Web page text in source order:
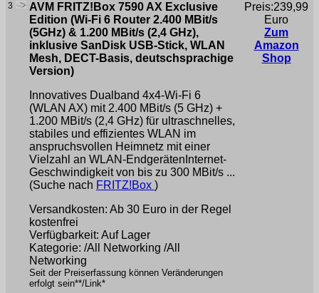
3
AVM FRITZ!Box 7590 AX Exclusive
Edition (Wi-Fi 6 Router 2.400 MBit/s
(5GHz) & 1.200 MBit/s (2,4 GHz),
inklusive SanDisk USB-Stick, WLAN
Mesh, DECT-Basis, deutschsprachige
Version)
Innovatives Dualband 4x4-Wi-Fi 6
(WLAN AX) mit 2.400 MBit/s (5 GHz) +
1.200 MBit/s (2,4 GHz) für ultraschnelles,
stabiles und effizientes WLAN im
anspruchsvollen Heimnetz mit einer
Vielzahl an WLAN-EndgerätenInternet-
Geschwindigkeit von bis zu 300 MBit/s ...
(Suche nach FRITZ!Box )
Versandkosten: Ab 30 Euro in der Regel
kostenfrei
Verfügbarkeit: Auf Lager
Kategorie: /All Networking /All
Networking
Seit der Preiserfassung können Veränderungen
erfolgt sein**/Link*
Preis:239,99
Euro
Zum
Amazon
Shop